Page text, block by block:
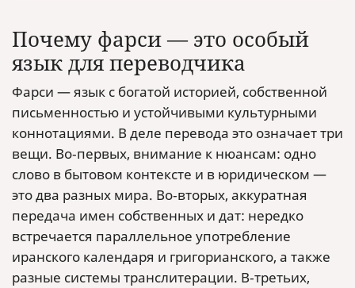
Почему фарси — это особый
язык для переводчика
Фарси — язык с богатой историей, собственной
письменностью и устойчивыми культурными
коннотациями. В деле перевода это означает три
вещи. Во‑первых, внимание к нюансам: одно
слово в бытовом контексте и в юридическом —
это два разных мира. Во‑вторых, аккуратная
передача имен собственных и дат: нередко
встречается параллельное употребление
иранского календаря и григорианского, а также
разные системы транслитерации. В‑третьих,